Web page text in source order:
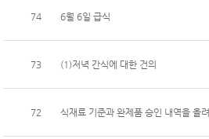
74 6월 6일 급식
73 저녁 간식에 대한 건의
(1)
72 식재료 기준과 완제품 승인 내역을 올